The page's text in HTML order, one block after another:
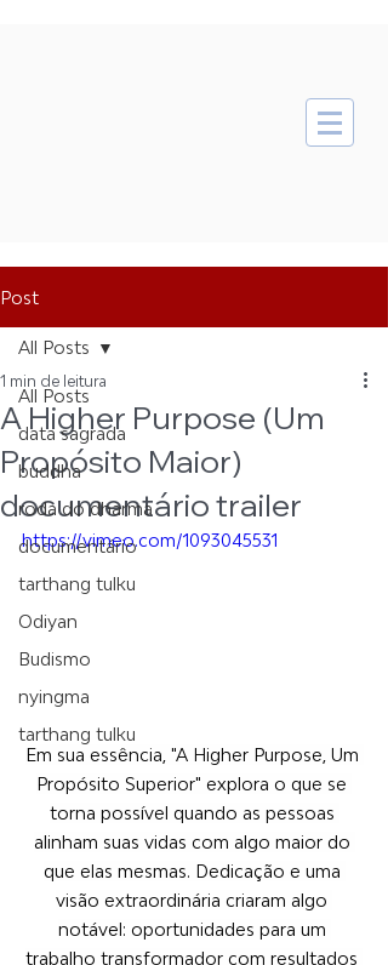
Post
All Posts
data sagrada
buddha
roda do dharma
documentário
tarthang tulku
Odiyan
Budismo
nyingma
tarthang tulku
All Posts
A Higher Purpose (Um
Propósito Maior)
documentário trailer
1 min de leitura
https://vimeo.com/1093045531
Em sua essência, "A Higher Purpose, Um
Propósito Superior" explora o que se
torna possível quando as pessoas
alinham suas vidas com algo maior do
que elas mesmas. Dedicação e uma
visão extraordinária criaram algo
notável: oportunidades para um
trabalho transformador com resultados